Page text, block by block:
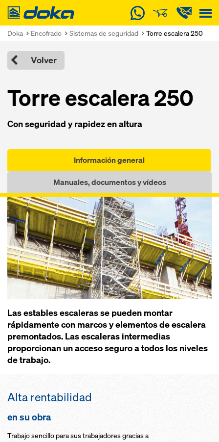
Doka
Doka Encofrado Sistemas de seguridad Torre escalera 250
Volver
Torre escalera 250
Con seguridad y rapidez en altura
Información general
Manuales, documentos y vídeos
Las estables escaleras se pueden montar
rápidamente con marcos y elementos de escalera
premontados. Las escaleras intermedias
proporcionan un acceso seguro a todos los niveles
de trabajo.
Alta rentabilidad
en su obra
Trabajo sencillo para sus trabajadores gracias a